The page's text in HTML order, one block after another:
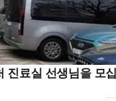
진료실 선생님을 모십